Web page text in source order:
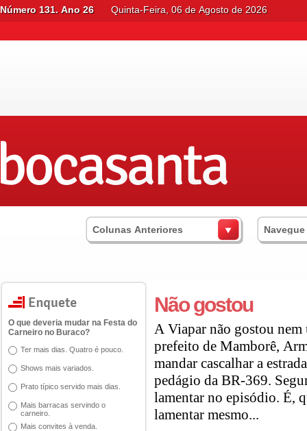
Número 131. Ano 26 Quinta-Feira, 06 de Agosto de 2026
Colunas Anteriores
O que deveria mudar na Festa do
Carneiro no Buraco?
Ter mais dias. Quatro é pouco.
Shows mais variados.
Prato típico servido mais dias.
Mais barracas servindo o
carneiro.
Mais convites à venda.
Não gostou
A Viapar não gostou
prefeito de Mamborê,
mandar cascalhar a
pedágio da BR-369.
lamentar no episódio. É,
lamentar mesmo...